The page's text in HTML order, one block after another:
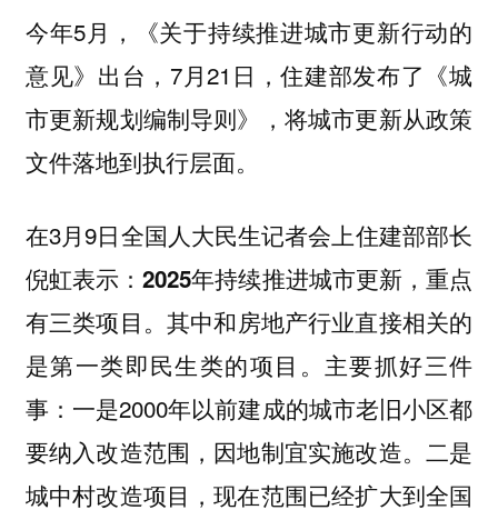
今年5月，《关于持续推进城市更新行动的
意见》出台，7月21日，住建部发布了《城
市更新规划编制导则》，将城市更新从政策
文件落地到执行层面。
在3月9日全国人大民生记者会上住建部部长
倪虹表示：2025年持续推进城市更新，重点
有三类项目。 其中和房地产行业直接相关的
是第一类即民生类的项目。主要抓好三件
事： 一是2000年以前建成的城市老旧小区都
要纳入改造范围，因地制宜实施改造。 二是
城中村改造项目，现在范围已经扩大到全国